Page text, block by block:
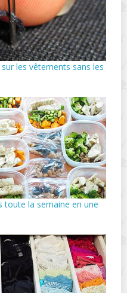
les vêtements sans les
toute la semaine en une